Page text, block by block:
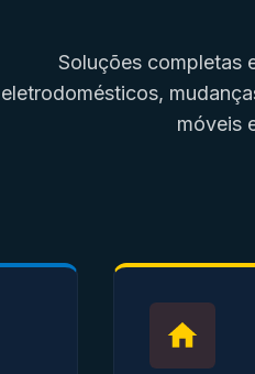
Soluções completas
eletrodomésticos,
móveis